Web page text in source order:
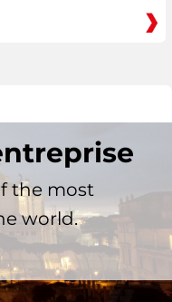
the most
world.